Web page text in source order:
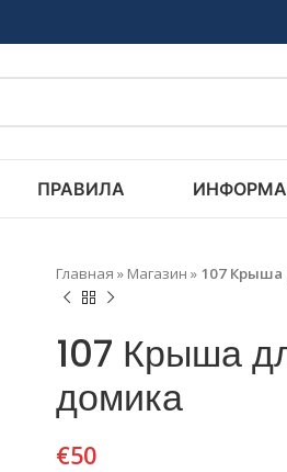
ПРАВИЛА
Главная » Магазин » 107 Крыша
107 Крыша
домика
€50